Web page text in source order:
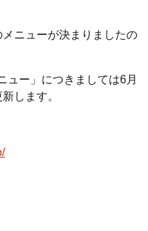
ニューが決まりましたの
ュー」につきましては6月
します。